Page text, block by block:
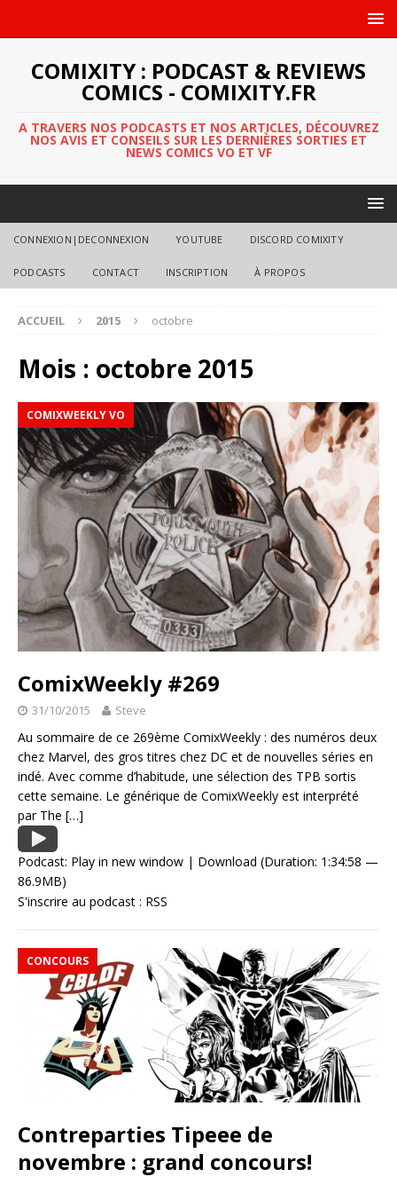
COMIXITY : PODCAST & REVIEWS
COMICS - COMIXITY.FR
A TRAVERS NOS PODCASTS ET NOS ARTICLES, DÉCOUVREZ
NOS AVIS ET CONSEILS SUR LES DERNIÈRES SORTIES ET
NEWS COMICS VO ET VF
CONNEXION|DECONNEXION YOUTUBE DISCORD COMIXITY
PODCASTS CONTACT INSCRIPTION À PROPOS
ACCUEIL 2015 octobre
Mois : octobre 2015
COMIXWEEKLY VO
ComixWeekly #269
31/10/2015 Steve
Au sommaire de ce 269ème ComixWeekly : des numéros deux
chez Marvel, des gros titres chez DC et de nouvelles séries en
indé. Avec comme d’habitude, une sélection des TPB sortis
cette semaine. Le générique de ComixWeekly est interprété
par The […]
Podcast: Play in new window | Download (Duration: 1:34:58 —
86.9MB)
S'inscrire au podcast : RSS
CONCOURS
Contreparties Tipeee de
novembre : grand concours!